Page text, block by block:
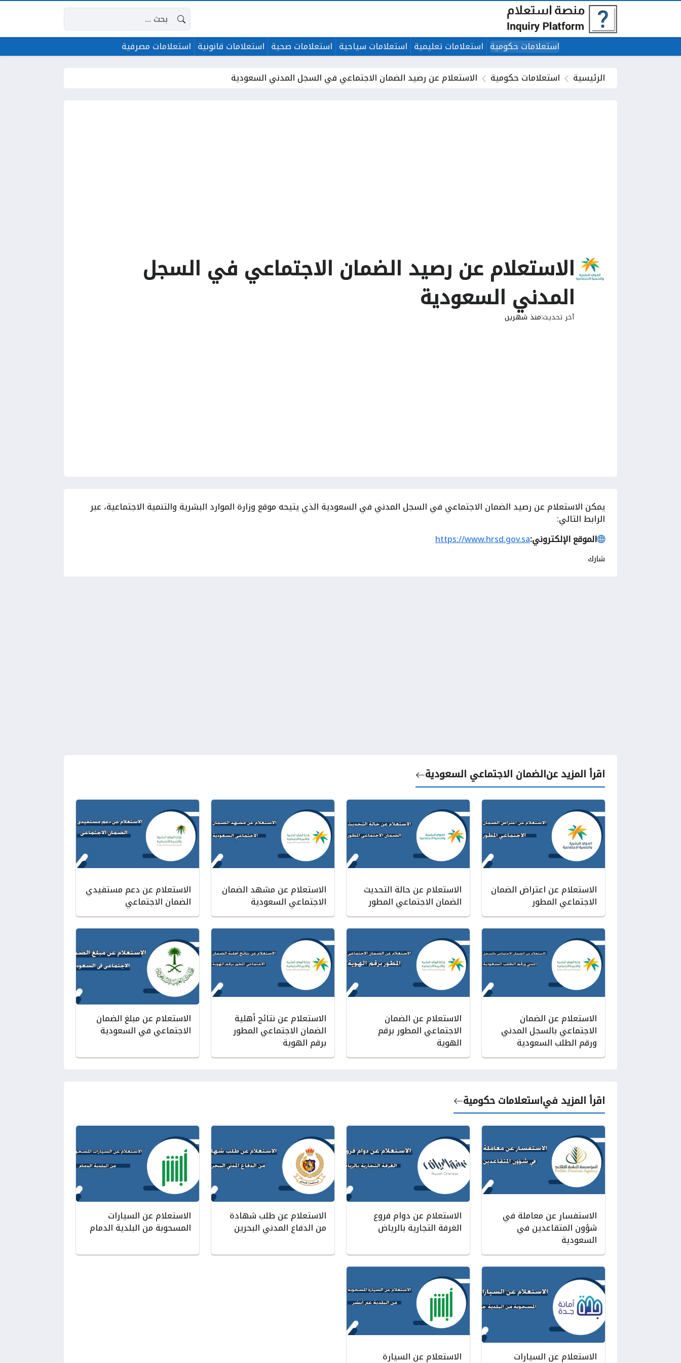
البحث عن:
استعلامات حكومية استعلامات تعليمية استعلامات سياحية استعلامات صحية استعلامات قانونية استعلامات مصرفية
الرئيسية
استعلامات حكومية الاستعلام عن رصيد الضمان الاجتماعي في السجل المدني السعودية
الاستعلام عن رصيد الضمان الاجتماعي في السجل
المدني السعودية
آخر تحديثمنذ شهرين
يمكن الاستعلام عن رصيد الضمان الاجتماعي في السجل المدني في السعودية الذي يتيحه موقع وزارة الموارد البشرية والتنمية الاجتماعية، عبر
الرابط التالي:
الموقع الإلكتروني:https://www.hrsd.gov.sa
شارك
اقرأ المزيد عنالضمان الاجتماعي السعودية
الاستعلام عن اعتراض الضمان
الاجتماعي المطور
الاستعلام عن حالة التحديث
الضمان الاجتماعي المطور
الاستعلام عن مشهد الضمان
الاجتماعي السعودية
الاستعلام عن دعم مستفيدي
الضمان الاجتماعي
الاستعلام عن الضمان
الاجتماعي بالسجل المدني
ورقم الطلب السعودية
الاستعلام عن الضمان
الاجتماعي المطور برقم
الهوية
الاستعلام عن نتائج أهلية
الضمان الاجتماعي المطور
برقم الهوية
الاستعلام عن مبلغ الضمان
الاجتماعي في السعودية
اقرأ المزيد فياستعلامات حكومية
الاستفسار عن معاملة في
شؤون المتقاعدين في
السعودية
الاستعلام عن دوام فروع
الغرفة التجارية بالرياض
الاستعلام عن طلب شهادة
من الدفاع المدني البحرين
الاستعلام عن السيارات
المسحوبة من البلدية الدمام
الاستعلام عن السيارات الاستعلام عن السيارة